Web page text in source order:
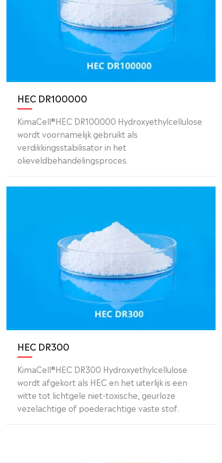
HEC DR100000
KimaCell®HEC DR100000 Hydroxyethylcellulose
wordt voornamelijk gebruikt als
verdikkingsstabilisator in het
olieveldbehandelingsproces.
HEC DR300
KimaCell®HEC DR300 Hydroxyethylcellulose
wordt afgekort als HEC en het uiterlijk is een
witte tot lichtgele niet-toxische, geurloze
vezelachtige of poederachtige vaste stof.